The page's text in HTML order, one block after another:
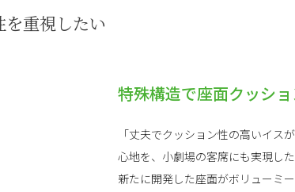
重視したい
特殊構造で座面クッシ
「丈夫でクッション性の高いイス
心地を、小劇場の客席にも実現し
新たに開発した座面がボリューミ